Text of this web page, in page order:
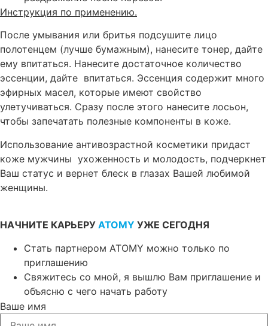
Инструкция по применению.
После умывания или бритья подсушите лицо
полотенцем (лучше бумажным), нанесите тонер, дайте
ему впитаться. Нанесите достаточное количество
эссенции, дайте впитаться. Эссенция содержит много
эфирных масел, которые имеют свойство
улетучиваться. Сразу после этого нанесите лосьон,
чтобы запечатать полезные компоненты в коже.
Использование антивозрастной косметики придаст
коже мужчины ухоженность и молодость, подчеркнет
Ваш статус и вернет блеск в глазах Вашей любимой
женщины.
НАЧНИТЕ КАРЬЕРУ ATOMY УЖЕ СЕГОДНЯ
Стать партнером ATOMY можно только по
приглашению
Свяжитесь со мной, я вышлю Вам приглашение и
объясню с чего начать работу
Ваше имя